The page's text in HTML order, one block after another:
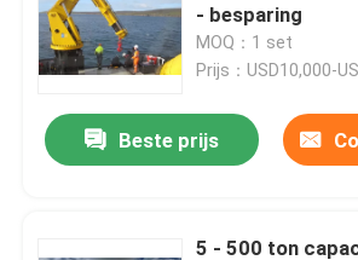
- besparing
MOQ：1 set
Prijs：USD10,000-
Beste prijs
5 - 500 ton